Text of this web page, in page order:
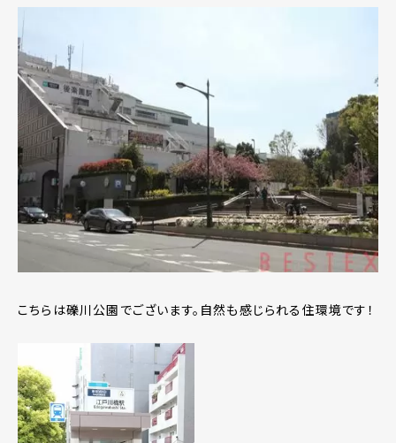
こちらは礫川公園でございます。自然も感じられる住環境です！